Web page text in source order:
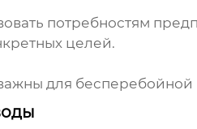
потребностям
целей.
для бесперебойной